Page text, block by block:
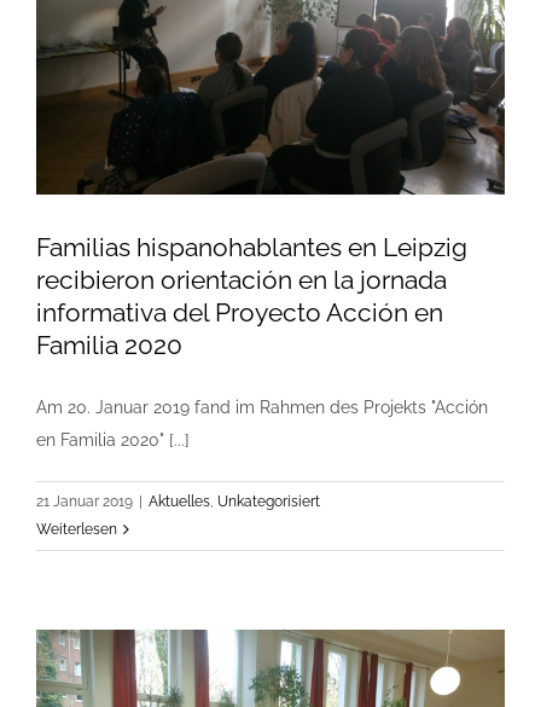
Familias hispanohablantes en Leipzig
recibieron orientación en la jornada
informativa del Proyecto Acción en
Familia 2020
Am 20. Januar 2019 fand im Rahmen des Projekts "Acción
en Familia 2020" [...]
21 Januar 2019 | Aktuelles Unkategorisiert
Weiterlesen